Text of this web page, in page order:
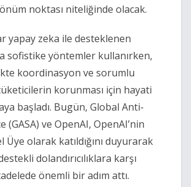
noktası niteliğinde olacak.
yapay zeka ile desteklenen
sofistike yöntemler kullanırken,
koordinasyon ve sorumlu
korunması için hayati
başladı. Bugün, Global Anti-
(GASA) ve OpenAI, OpenAI’nin
Üye olarak katıldığını duyurarak
dolandırıcılıklara karşı
önemli bir adım attı.